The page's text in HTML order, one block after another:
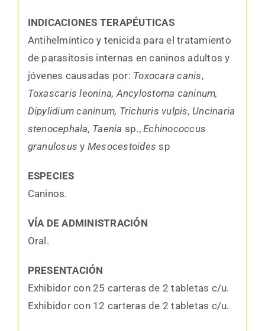
INDICACIONES TERAPÉUTICAS
Antihelmíntico y tenicida para el tratamiento
de parasitosis internas en caninos adultos y
jóvenes causadas por: Toxocara canis,
Toxascaris leonina, Ancylostoma caninum,
Dipylidium caninum, Trichuris vulpis, Uncinaria
stenocephala, Taenia sp.,Echinococcus
granulosusy Mesocestoides sp
ESPECIES
Caninos.
VÍA DE ADMINISTRACIÓN
Oral.
PRESENTACIÓN
Exhibidor con 25 carteras de 2 tabletas c/u.
Exhibidor con 12 carteras de 2 tabletas c/u.